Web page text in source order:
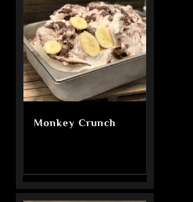
Monkey Crunch